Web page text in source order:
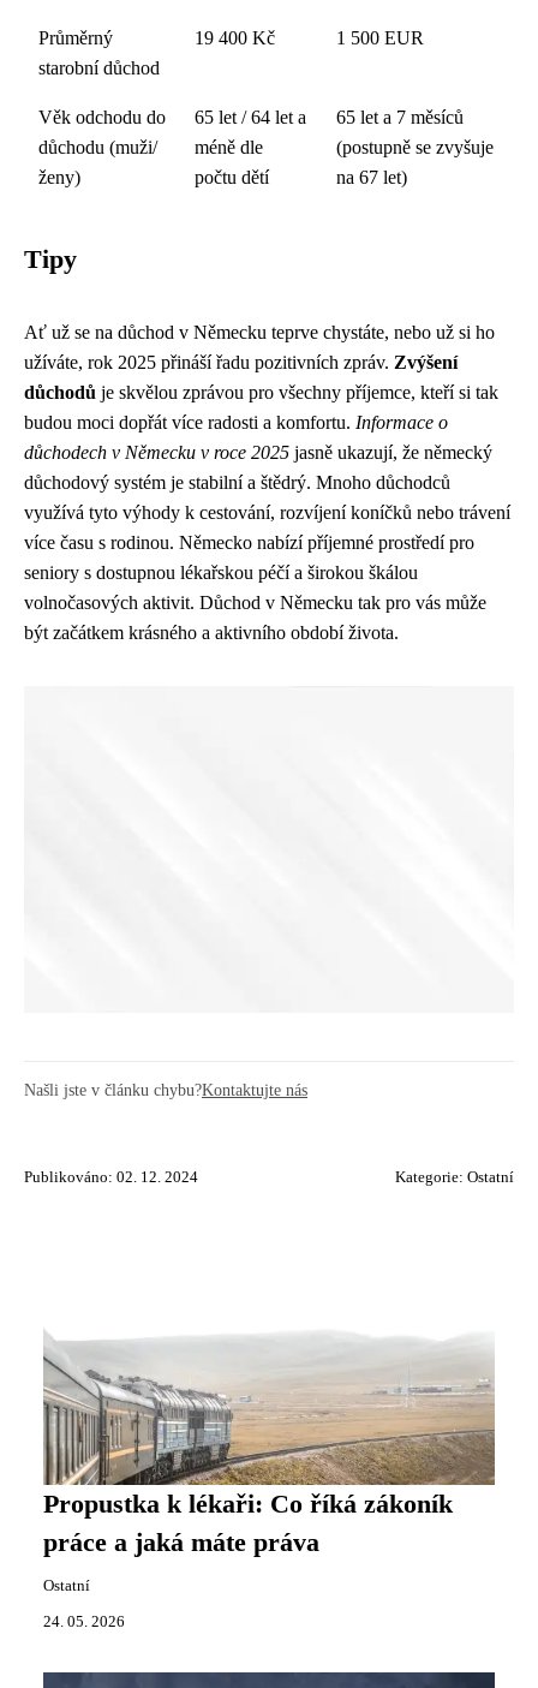
Průměrný
starobní důchod
19 400 Kč 1 500 EUR
Věk odchodu do
důchodu (muži/
ženy)
65 let / 64 let a
méně dle
počtu dětí
65 let a 7 měsíců
(postupně se zvyšuje
na 67 let)
Tipy
Ať už se na důchod v Německu teprve chystáte, nebo už si ho
užíváte, rok 2025 přináší řadu pozitivních zpráv. Zvýšení
důchodů je skvělou zprávou pro všechny příjemce, kteří si tak
budou moci dopřát více radosti a komfortu. Informace o
důchodech v Německu v roce 2025 jasně ukazují, že německý
důchodový systém je stabilní a štědrý. Mnoho důchodců
využívá tyto výhody k cestování, rozvíjení koníčků nebo trávení
více času s rodinou. Německo nabízí příjemné prostředí pro
seniory s dostupnou lékařskou péčí a širokou škálou
volnočasových aktivit. Důchod v Německu tak pro vás může
být začátkem krásného a aktivního období života.
Našli jste v článku chybu?Kontaktujte nás
Publikováno: 02. 12. 2024 Kategorie: Ostatní
Propustka k lékaři: Co říká zákoník
práce a jaká máte práva
Ostatní
24. 05. 2026